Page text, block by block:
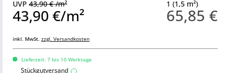
1 (1,5 m²)
65,85 €
UVP 43,90 € /m²
43,90 €/m²
inkl. MwSt. zzgl. Versandkosten
Lieferzeit: 7 bis 10 Werktage
Stückgutversand i